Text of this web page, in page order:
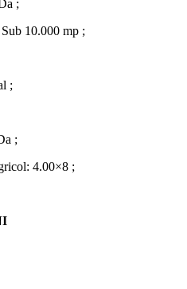
;
10.000 mp ;
;
;
4.00×8 ;